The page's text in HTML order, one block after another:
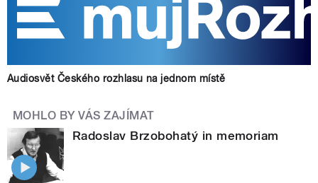
Audiosvět Českého rozhlasu na jednom místě
MOHLO BY VÁS ZAJÍMAT
Radoslav Brzobohatý in memoriam